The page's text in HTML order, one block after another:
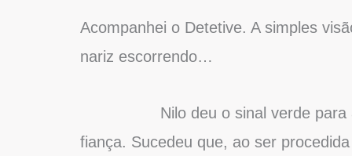
Acompanhei o Detetive. A simples
nariz escorrendo…
Nilo deu o sinal verde para as
fiança. Sucedeu que, ao ser